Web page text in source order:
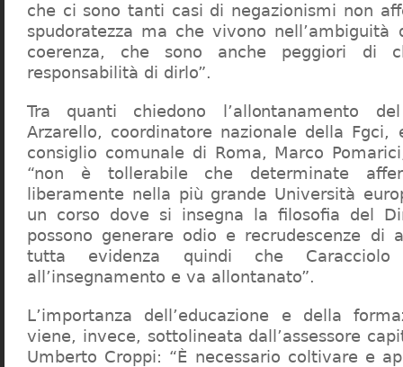
che ci sono tanti casi di negazionismi non
spudoratezza ma che vivono nell’ambiguità
coerenza, che sono anche peggiori di
responsabilità di dirlo”.
Tra quanti chiedono l’allontanamento
Arzarello, coordinatore nazionale della
consiglio comunale di Roma, Marco
“non è tollerabile che determinate
liberamente nella più grande Università
un corso dove si insegna la filosofia del
possono generare odio e recrudescenze di
tutta evidenza quindi che
all’insegnamento e va allontanato”.
L’importanza dell’educazione e della
viene, invece, sottolineata dall’assessore
Umberto Croppi: “È necessario coltivare e